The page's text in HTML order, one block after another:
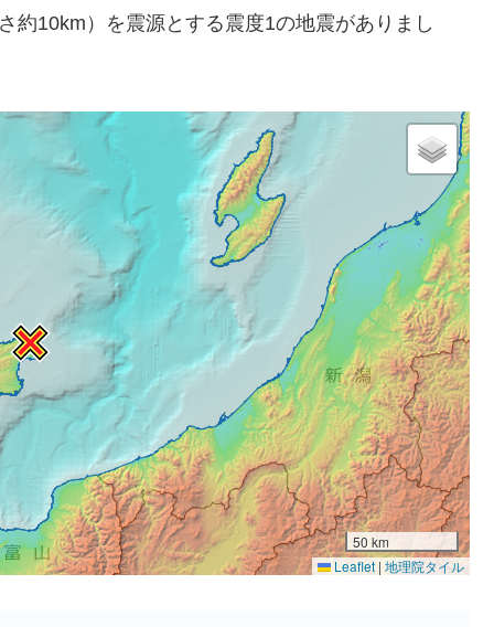
約10km）を震源とする震度1の地震がありまし
50 km
Leaflet | 地理院タイル